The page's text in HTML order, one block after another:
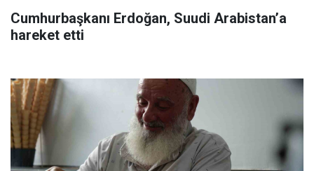
Cumhurbaşkanı Erdoğan, Suudi Arabistan’a
hareket etti